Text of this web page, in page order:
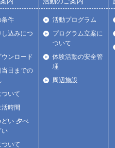
条件
込みにつ
ウンロード
日までの
いて
時間
い 夕べ
い
いて
活動プログラム
プログラム立案に
ついて
体験活動の安全管
理
周辺施設